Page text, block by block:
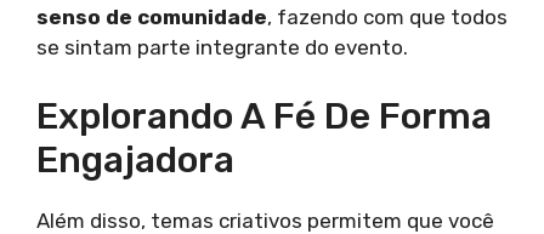
senso de comunidade, fazendo com que todos
se sintam parte integrante do evento.
Explorando A Fé De Forma
Engajadora
Além disso, temas criativos permitem que você